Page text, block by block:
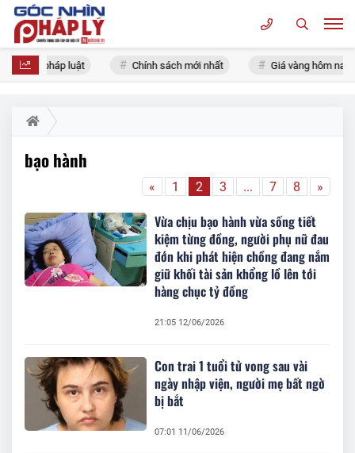
Tin tức pháp luật Chính sách mới nhất Giá vàng hôm nay
bạo hành
« 1 2 3 ... 7 8 »
Vừa chịu bạo hành vừa sống tiết
kiệm từng đồng, người phụ nữ đau
đớn khi phát hiện chồng đang nắm
giữ khối tài sản khổng lồ lên tới
hàng chục tỷ đồng
21:05 12/06/2026
Con trai 1 tuổi tử vong sau vài
ngày nhập viện, người mẹ bất ngờ
bị bắt
07:01 11/06/2026